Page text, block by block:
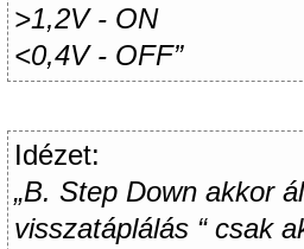
>1,2V - ON
<0,4V - OFF”
Idézet:
„B. Step Down akkor
visszatáplálás “ csak